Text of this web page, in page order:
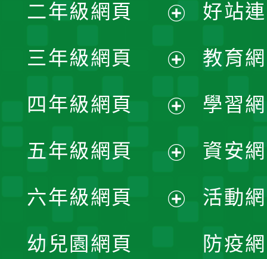
開
選
單
二年級網頁
開
選
單
三年級網頁
開
選
單
四年級網頁
開
選
五年級網頁
開
六年級網頁
幼兒園網頁
好站
教育
學習
資安
活動
防疫